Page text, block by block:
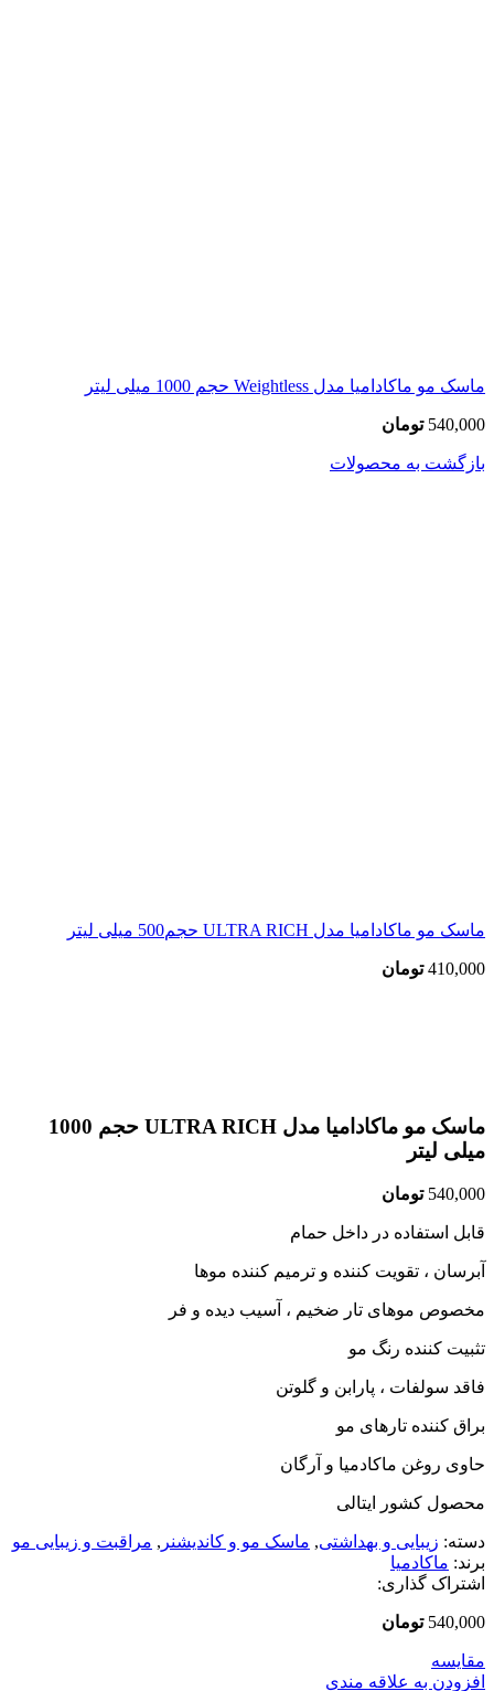
ماسک مو ماکادامیا مدل Weightless حجم 1000 میلی لیتر
540,000 تومان
بازگشت به محصولات
ماسک مو ماکادامیا مدل ULTRA RICH حجم500 میلی لیتر
410,000 تومان
ماسک مو ماکادامیا مدل ULTRA RICH حجم 1000
میلی لیتر
540,000 تومان
قابل استفاده در داخل حمام
آبرسان ، تقویت کننده و ترمیم کننده موها
مخصوص موهای تار ضخیم ، آسیب دیده و فر
تثبیت کننده رنگ مو
فاقد سولفات ، پارابن و گلوتن
براق کننده تارهای مو
حاوی روغن ماکادمیا و آرگان
محصول کشور ایتالی
دسته: زیبایی و بهداشتی, ماسک مو و کاندیشنر , مراقبت و زیبایی مو
برند: ماکادمیا
اشتراک گذاری:
540,000 تومان
مقایسه
افزودن به علاقه مندی